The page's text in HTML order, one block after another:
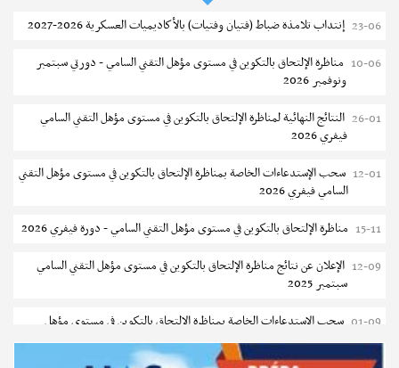
نتائج القبول الأولي لمناظرة إنتداب أساتذة التعليم الثانوي والفني والتقني
لقبول متكونين
كلية العلوم الإقتصادية والتصرف بصفاقس : الترشح للماجستير (دورة ثانية)
03-08 مناظرة الالتحاق بالتكوين في مستوى مؤهل التقني السامي في الصيد البحري
جامعة القيروان : بلاغ خاص بالطلبة منقوصي الوثائق
03-08
2027
23-06 إنتداب تلامذة ضباط (فتيان وفتيات) بالأكاديميات العسكرية 2026-2027
10-06 مناظرة الإلتحاق بالتكوين في مستوى مؤهل التقني السامي - دورتي سبتمبر
ونوفمبر 2026
26-01 النتائج النهائية لمناظرة الإلتحاق بالتكوين في مستوى مؤهل التقني السامي
فيفري 2026
12-01 سحب الإستدعاءات الخاصة بمناظرة الإلتحاق بالتكوين في مستوى مؤهل التقني
السامي فيفري 2026
15-11 مناظرة الإلتحاق بالتكوين في مستوى مؤهل التقني السامي - دورة فيفري 2026
12-09 الإعلان عن نتائج مناظرة الإلتحاق بالتكوين في مستوى مؤهل التقني السامي
سبتمبر 2025
01-09 سحب الإستدعاءات الخاصة بمناظرة الإلتحاق بالتكوين في مستوى مؤهل
التقني السامي سبتمبر 2025